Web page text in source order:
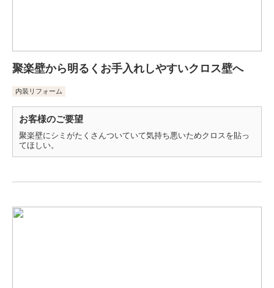
聚楽壁から明るくお手入れしやすいクロス壁へ
内装リフォーム
お客様のご要望
聚楽壁にシミがたくさんついていて気持ち悪いためクロスを貼っ
てほしい。